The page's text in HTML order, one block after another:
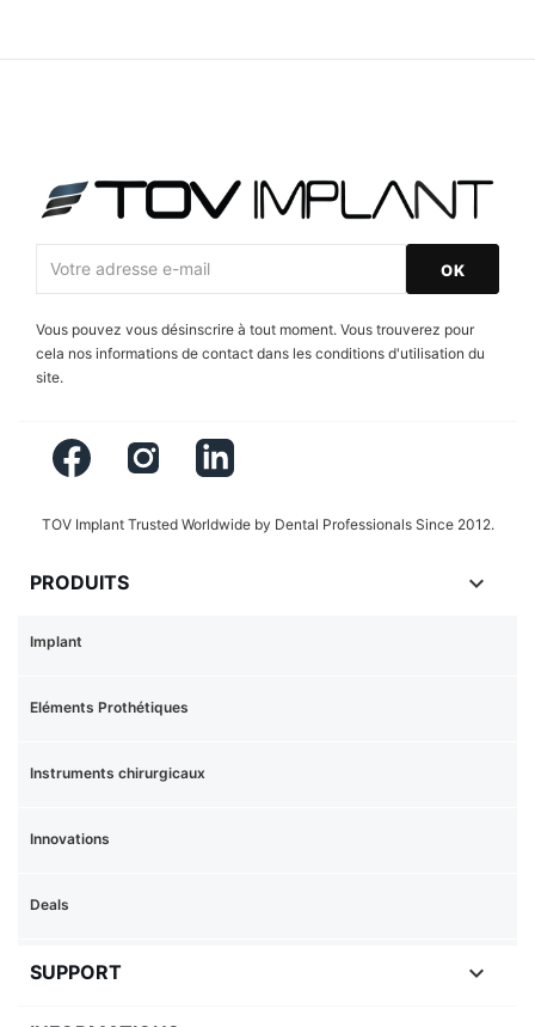
Vous pouvez vous désinscrire à tout moment. Vous trouverez pour
cela nos informations de contact dans les conditions d'utilisation du
site.
Instagram
TOV Implant Trusted Worldwide by Dental Professionals Since 2012.
PRODUITS 
Eléments Prothétiques
Implant
Innovations
Instruments chirurgicaux
Deals
SUPPORT 